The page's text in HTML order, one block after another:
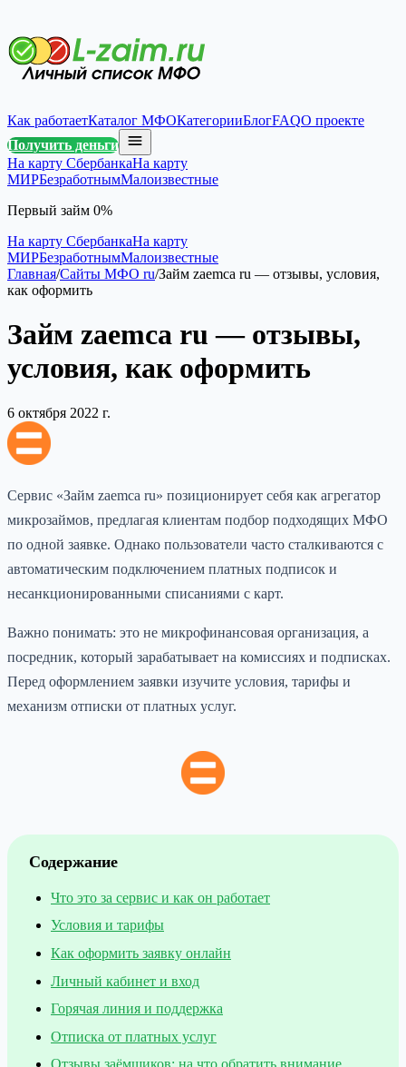
Как работаетКаталог МФОКатегорииБлогFAQО проекте
Получить деньги
На карту СбербанкаНа карту
МИРБезработнымМалоизвестные
Первый займ 0%
На карту СбербанкаНа карту
МИРБезработнымМалоизвестные
Главная/Сайты МФО ru/Займ zaemca ru — отзывы, условия,
как оформить
Займ zaemca ru — отзывы,
условия, как оформить
6 октября 2022 г.
Сервис «Займ zaemca ru» позиционирует себя как агрегатор
микрозаймов, предлагая клиентам подбор подходящих МФО
по одной заявке. Однако пользователи часто сталкиваются с
автоматическим подключением платных подписок и
несанкционированными списаниями с карт.
Важно понимать: это не микрофинансовая организация, а
посредник, который зарабатывает на комиссиях и подписках.
Перед оформлением заявки изучите условия, тарифы и
механизм отписки от платных услуг.
Содержание
Что это за сервис и как он работает
Условия и тарифы
Как оформить заявку онлайн
Личный кабинет и вход
Горячая линия и поддержка
Отписка от платных услуг